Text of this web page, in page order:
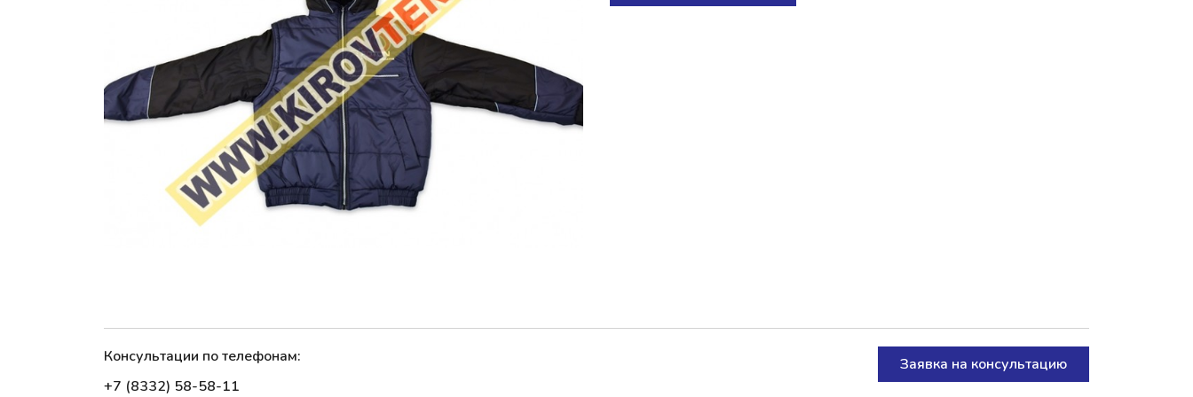
Консультации по телефонам:
+7 (8332) 58-58-11
Заявка на консультацию